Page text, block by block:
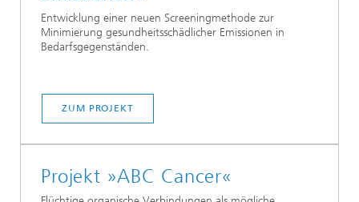
Entwicklung einer neuen Screeningmethode zur
Minimierung gesundheitsschädlicher Emissionen in
Bedarfsgegenständen.
ZUM PROJEKT
Projekt »ABC Cancer«